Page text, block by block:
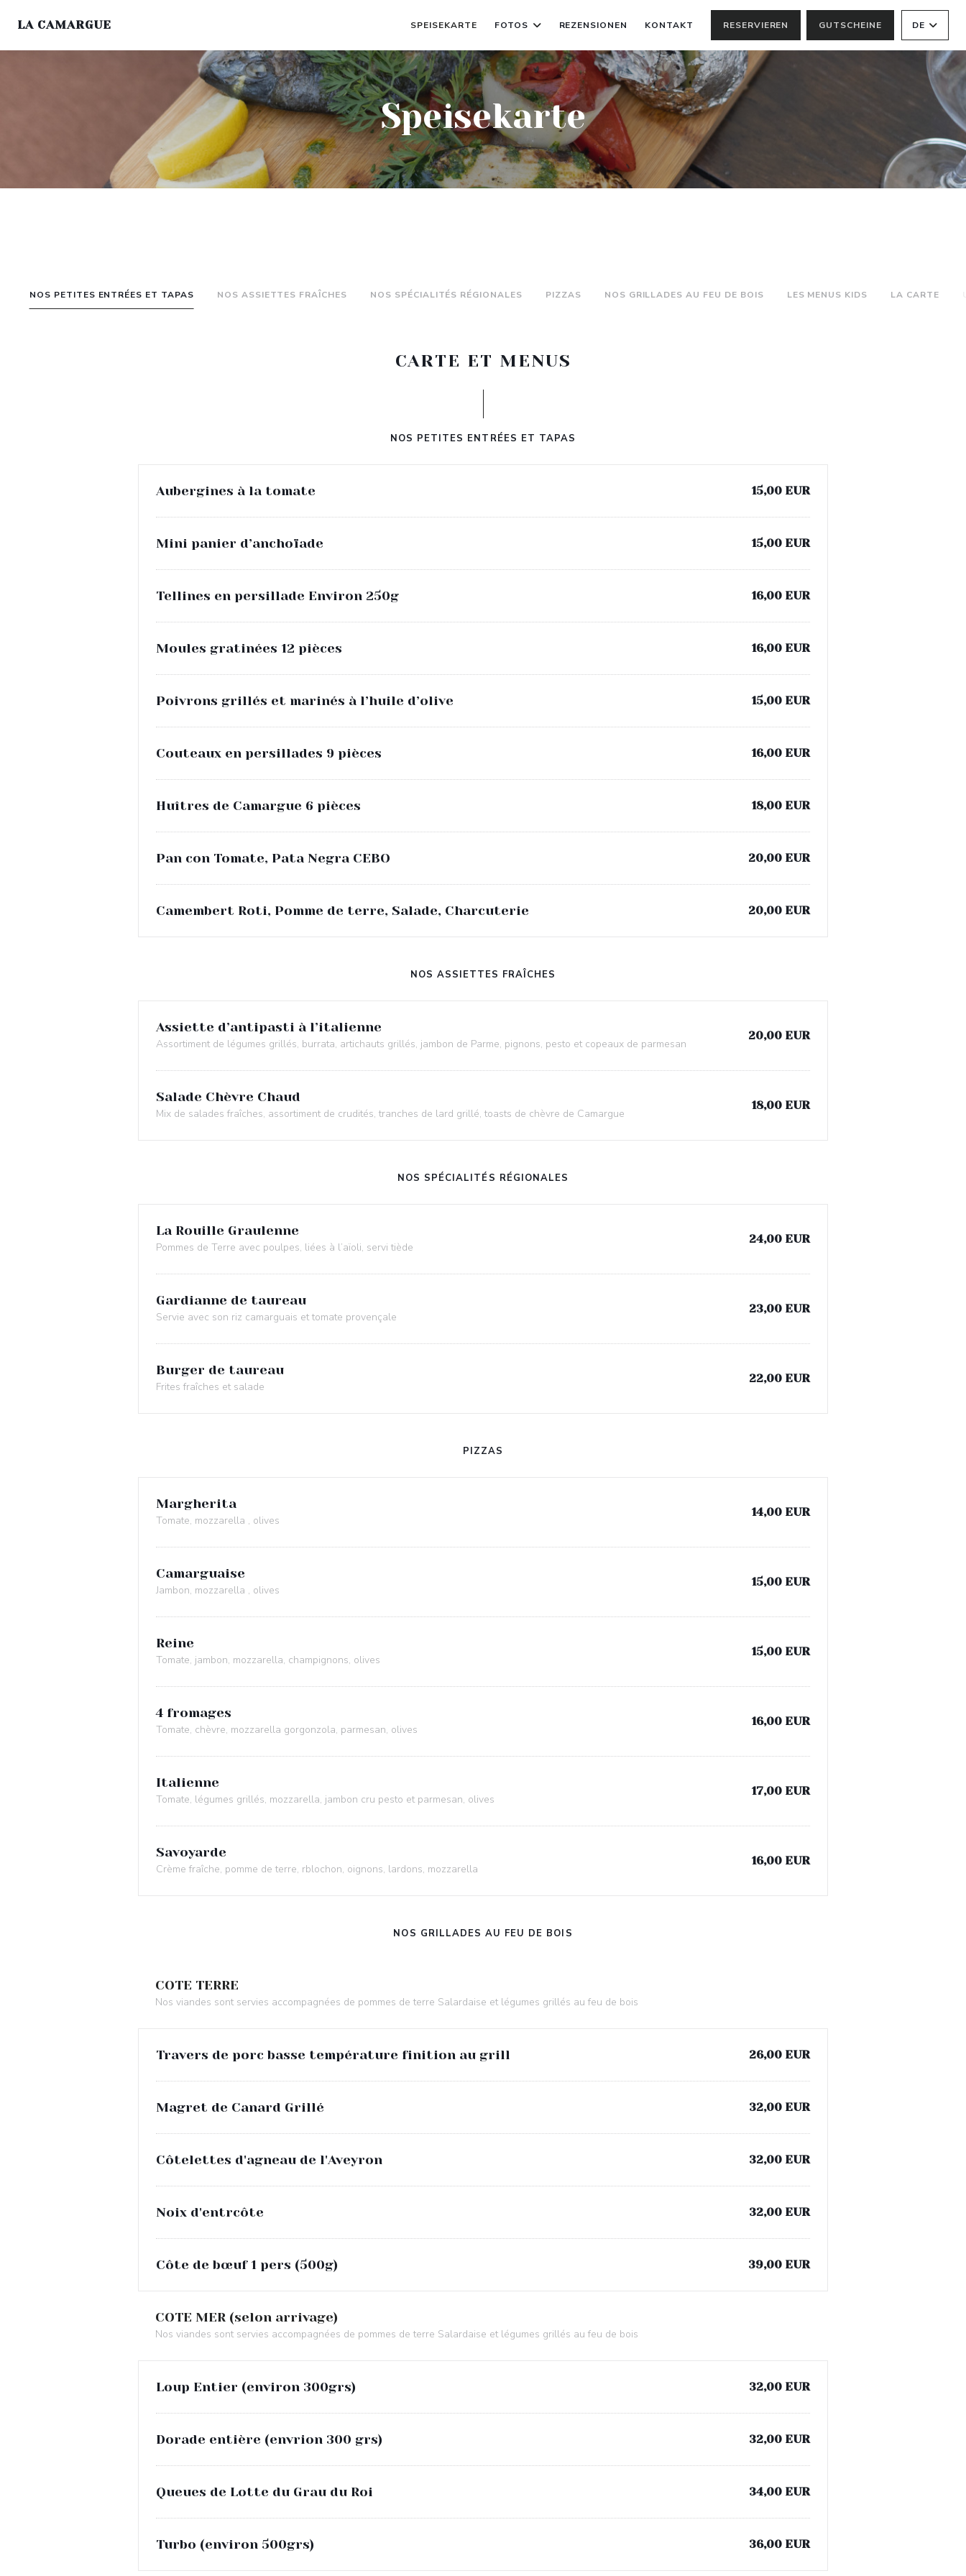
LA CAMARGUE SPEISEKARTE FOTOS REZENSIONEN KONTAKT RESERVIEREN GUTSCHEINE DE
Speisekarte
NOS PETITES ENTRÉES ET TAPAS NOS ASSIETTES FRAÎCHES NOS SPÉCIALITÉS RÉGIONALES PIZZAS NOS GRILLADES AU FEU DE BOIS LES MENUS KIDS LA CARTE
CARTE ET MENUS
NOS PETITES ENTRÉES ET TAPAS
Aubergines à la tomate 15,00 EUR
Mini panier d’anchoïade 15,00 EUR
Tellines en persillade Environ 250g 16,00 EUR
Moules gratinées 12 pièces 16,00 EUR
Poivrons grillés et marinés à l’huile d’olive 15,00 EUR
Couteaux en persillades 9 pièces 16,00 EUR
Huîtres de Camargue 6 pièces 18,00 EUR
Pan con Tomate, Pata Negra CEBO 20,00 EUR
Camembert Roti, Pomme de terre, Salade, Charcuterie 20,00 EUR
NOS ASSIETTES FRAÎCHES
Assiette d’antipasti à l’italienne
Assortiment de légumes grillés, burrata, artichauts grillés, jambon de Parme, pignons, pesto et copeaux de parmesan
20,00 EUR
Salade Chèvre Chaud
Mix de salades fraîches, assortiment de crudités, tranches de lard grillé, toasts de chèvre de Camargue
18,00 EUR
NOS SPÉCIALITÉS RÉGIONALES
La Rouille Graulenne
Pommes de Terre avec poulpes, liées à l’aïoli, servi tiède
24,00 EUR
Gardianne de taureau
Servie avec son riz camarguais et tomate provençale
23,00 EUR
Burger de taureau
Frites fraîches et salade
22,00 EUR
PIZZAS
Margherita
Tomate, mozzarella , olives
14,00 EUR
Camarguaise
Jambon, mozzarella , olives
15,00 EUR
Reine
Tomate, jambon, mozzarella, champignons, olives
15,00 EUR
4 fromages
Tomate, chèvre, mozzarella gorgonzola, parmesan, olives
16,00 EUR
Italienne
Tomate, légumes grillés, mozzarella, jambon cru pesto et parmesan, olives
17,00 EUR
Savoyarde
Crème fraîche, pomme de terre, rblochon, oignons, lardons, mozzarella
16,00 EUR
NOS GRILLADES AU FEU DE BOIS
COTE TERRE
Nos viandes sont servies accompagnées de pommes de terre Salardaise et légumes grillés au feu de bois
Travers de porc basse température finition au grill 26,00 EUR
Magret de Canard Grillé 32,00 EUR
Côtelettes d'agneau de l'Aveyron 32,00 EUR
Noix d'entrcôte 32,00 EUR
Côte de bœuf 1 pers (500g) 39,00 EUR
COTE MER (selon arrivage)
Nos viandes sont servies accompagnées de pommes de terre Salardaise et légumes grillés au feu de bois
Loup Entier (environ 300grs) 32,00 EUR
Dorade entière (envrion 300 grs) 32,00 EUR
Queues de Lotte du Grau du Roi 34,00 EUR
Turbo (environ 500grs) 36,00 EUR